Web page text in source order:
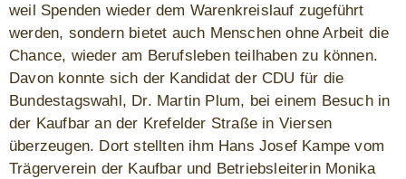
weil Spenden wieder dem Warenkreislauf zugeführt
werden, sondern bietet auch Menschen ohne Arbeit die
Chance, wieder am Berufsleben teilhaben zu können.
Davon konnte sich der Kandidat der CDU für die
Bundestagswahl, Dr. Martin Plum, bei einem Besuch in
der Kaufbar an der Krefelder Straße in Viersen
überzeugen. Dort stellten ihm Hans Josef Kampe vom
Trägerverein der Kaufbar und Betriebsleiterin Monika